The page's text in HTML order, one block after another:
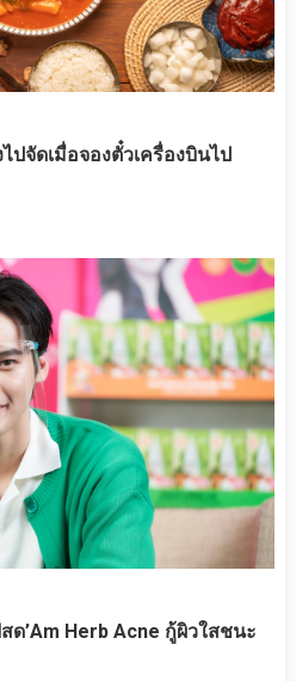
ปจัดเมื่อจองตั๋วเครื่องบินไป
’Am Herb Acne กู้ผิวใสชนะ